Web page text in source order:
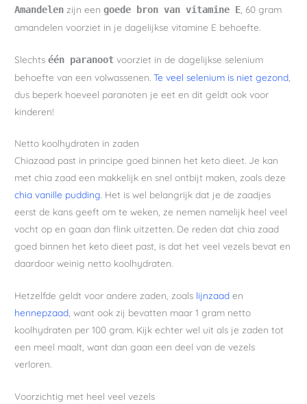
Amandelen zijn eengoede bron van vitamine E , 60 gram
amandelen voorziet in je dagelijkse vitamine E behoefte.
Slechtséén paranoot voorziet in de dagelijkse selenium
behoefte van een volwassenen.Te veel selenium is niet gezond
dus beperk hoeveel paranoten je eet en dit geldt ook voor
kinderen!
Netto koolhydraten in zaden
Chiazaad past in principe goed binnen het keto dieet. Je kan
met chia zaad een makkelijk en snel ontbijt maken, zoals deze
chia vanille pudding. Het is wel belangrijk dat je de zaadjes
eerst de kans geeft om te weken, ze nemen namelijk heel veel
vocht op en gaan dan flink uitzetten. De reden dat chia zaad
goed binnen het keto dieet past, is dat het veel vezels bevat en
daardoor weinig netto koolhydraten.
Hetzelfde geldt voor andere zaden, zoals lijnzaad en
hennepzaad , want ook zij bevatten maar 1 gram netto
koolhydraten per 100 gram. Kijk echter wel uit als je zaden tot
een meel maalt, want dan gaan een deel van de vezels
verloren.
Voorzichtig met heel veel vezels